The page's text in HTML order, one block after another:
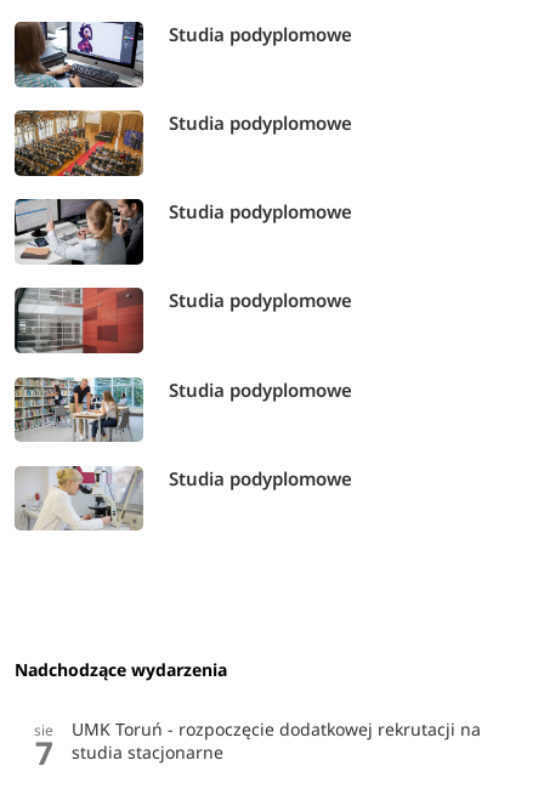
Studia podyplomowe
Studia podyplomowe
Studia podyplomowe
Studia podyplomowe
Studia podyplomowe
Studia podyplomowe
Nadchodzące wydarzenia
sie
7
UMK Toruń - rozpoczęcie dodatkowej rekrutacji na
studia stacjonarne